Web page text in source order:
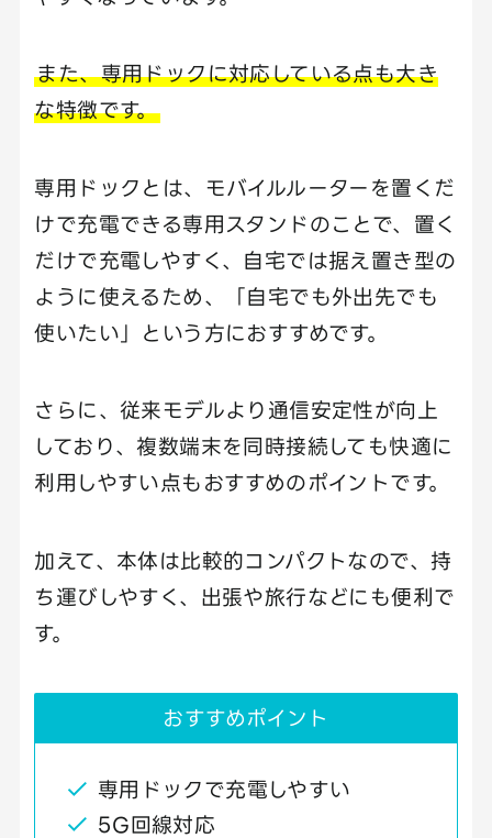
また、専用ドックに対応している点も大き
な特徴です。
専用ドックとは、モバイルルーターを置くだ
けで充電できる専用スタンドのことで、置く
だけで充電しやすく、自宅では据え置き型の
ように使えるため、「自宅でも外出先でも
使いたい」という方におすすめです。
さらに、従来モデルより通信安定性が向上
しており、複数端末を同時接続しても快適に
利用しやすい点もおすすめのポイントです。
加えて、本体は比較的コンパクトなので、持
ち運びしやすく、出張や旅行などにも便利で
す。
おすすめポイント
専用ドックで充電しやすい
5G回線対応